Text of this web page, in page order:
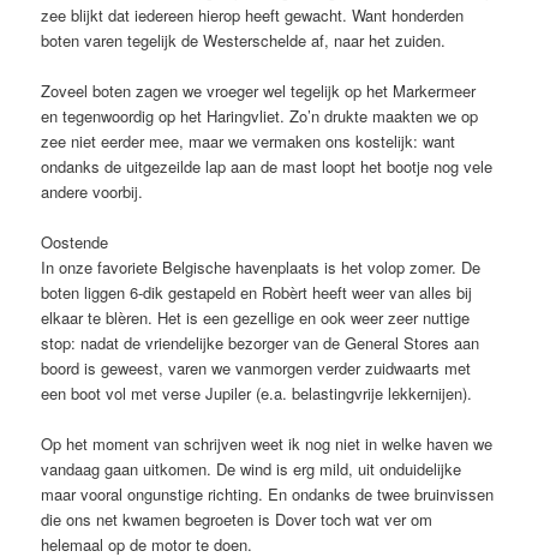
zee blijkt dat iedereen hierop heeft gewacht. Want honderden
boten varen tegelijk de Westerschelde af, naar het zuiden.
Zoveel boten zagen we vroeger wel tegelijk op het Markermeer
en tegenwoordig op het Haringvliet. Zo’n drukte maakten we op
zee niet eerder mee, maar we vermaken ons kostelijk: want
ondanks de uitgezeilde lap aan de mast loopt het bootje nog vele
andere voorbij.
Oostende
In onze favoriete Belgische havenplaats is het volop zomer. De
boten liggen 6-dik gestapeld en Robèrt heeft weer van alles bij
elkaar te blèren. Het is een gezellige en ook weer zeer nuttige
stop: nadat de vriendelijke bezorger van de General Stores aan
boord is geweest, varen we vanmorgen verder zuidwaarts met
een boot vol met verse Jupiler (e.a. belastingvrije lekkernijen).
Op het moment van schrijven weet ik nog niet in welke haven we
vandaag gaan uitkomen. De wind is erg mild, uit onduidelijke
maar vooral ongunstige richting. En ondanks de twee bruinvissen
die ons net kwamen begroeten is Dover toch wat ver om
helemaal op de motor te doen.